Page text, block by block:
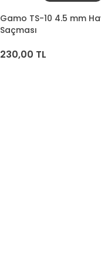
Gamo TS-10 4.5 mm
Saçması
230,00 TL